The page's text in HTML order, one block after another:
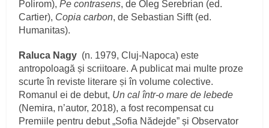
Polirom),Pe contrasens, de Oleg Serebrian (ed.
Cartier), Copia carbon, de Sebastian Sifft (ed.
Humanitas).
Raluca Nagy (n. 1979, Cluj-Napoca) este
antropoloagă și scriitoare. A publicat mai multe proze
scurte în reviste literare și în volume colective.
Romanul ei de debut, Un cal într-o mare de lebede
(Nemira, n’autor, 2018), a fost recompensat cu
Premiile pentru debut „Sofia Nădejde” și Observator